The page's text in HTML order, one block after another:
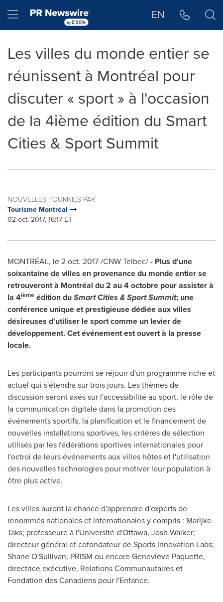
Hamburger menu EN
Les villes du monde entier se
réunissent à Montréal pour
discuter « sport » à l'occasion
de la 4ième édition du Smart
Cities & Sport Summit
NOUVELLES FOURNIES PAR
Tourisme Montréal
02 oct, 2017, 16:17 ET
MONTRÉAL, le2 oct. 2017/CNW Telbec/ - Plus d'une
soixantaine de villes en provenance du monde entier se
retrouveront à Montréal du 2 au 4 octobre pour assister à
la 4ième édition duSmart Cities & Sport Summit; une
conférence unique et prestigieuse dédiée aux villes
désireuses d'utiliser le sport comme un levier de
développement. Cet événement est ouvert à la presse
locale.
Les participants pourront se réjouir d'un programme riche et
actuel qui s'étendra sur trois jours. Les thèmes de
discussion seront axés sur l'accessibilité au sport, le rôle de
la communication digitale dans la promotion des
événements sportifs, la planification et le financement de
nouvelles installations sportives, les critères de sélection
utilisés par les fédérations sportives internationales pour
l'octroi de leurs événements aux villes hôtes et l'utilisation
des nouvelles technologies pour motiver leur population à
être plus active.
Les villes auront la chance d'apprendre d'experts de
renommés nationales et internationales y compris : Marijke
Taks; professeure à l'Université d'Ottawa, Josh Walker;
directeur général et cofondateur de Sports Innovation Labs;
Shane O'Sullivan, PRISM ou encore Geneviève Paquette,
directrice exécutive, Relations Communautaires et
Fondation des Canadiens pour l'Enfance.